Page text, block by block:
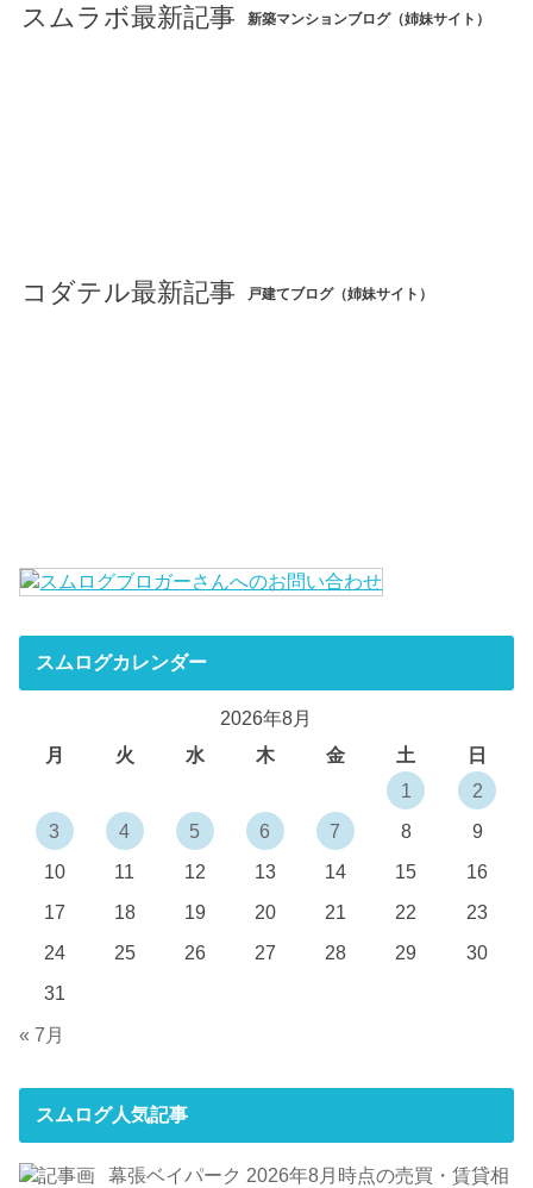
スムラボ最新記事 新築マンションブログ（姉妹サイト）
コダテル最新記事 戸建てブログ（姉妹サイト）
スムログカレンダー
2026年8月
月
火 水 木 金 土
日
1
2
3
4 5 6 7 8
9
10
11 12 13 14 15
16
17
18 19 20 21 22
23
24
25 26 27 28 29
30
31
« 7月
スムログ人気記事
幕張ベイパーク 2026年8月時点の売買・賃貸相